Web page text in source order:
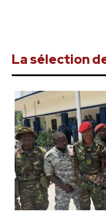
La sélection